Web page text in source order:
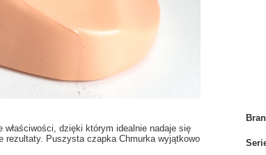
właściwości, dzięki którym idealnie nadaje się
rezultaty. Puszysta czapka Chmurka wyjątkowo